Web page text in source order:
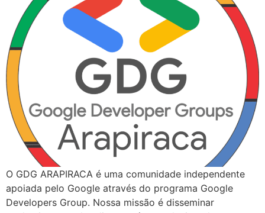
O GDG ARAPIRACA é uma comunidade independente
apoiada pelo Google através do programa Google
Developers Group. Nossa missão é disseminar